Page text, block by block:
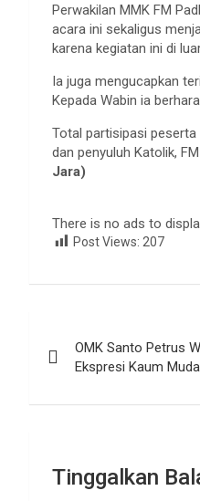
Perwakilan MMK FM
acara ini sekaligus
karena kegiatan ini di
Ia juga mengucapkan
Kepada Wabin ia
Total partisipasi peserta
dan penyuluh Katolik,
Jara)
There is no ads to
Post Views: 207
pos
OMK Santo Petrus
Ekspresi Kaum
Tinggalkan